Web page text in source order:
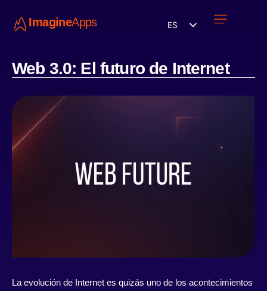
ImagineApps ES
Web 3.0: El futuro de Internet
La evolución de Internet es quizás uno de los acontecimientos